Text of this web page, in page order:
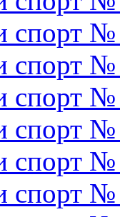
спорт
спорт
спорт
спорт
спорт
спорт